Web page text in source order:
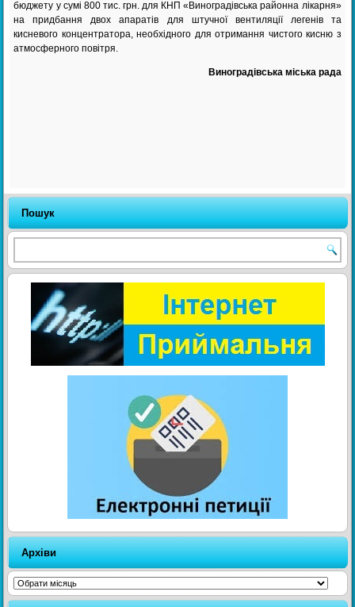
бюджету у сумі 800 тис. грн. для КНП «Виноградівська районна лікарня»
на придбання двох апаратів для штучної вентиляції легенів та
кисневого концентратора, необхідного для отримання чистого кисню з
атмосферного повітря.
Виноградівська міська рада
Пошук
Архіви
Архіви